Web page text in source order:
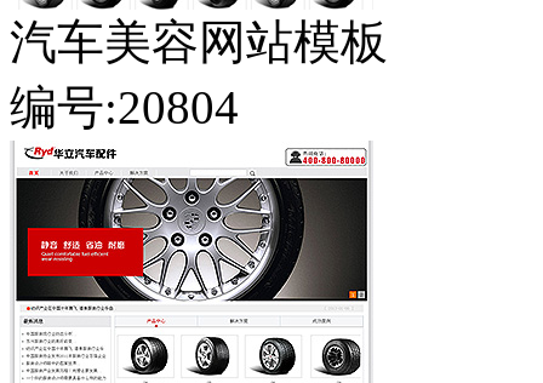
汽车美容网站模板
编号:20804